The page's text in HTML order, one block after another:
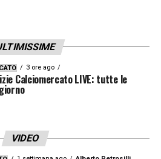
3 ore ago
Calciomercato LIVE: tutte le
VIDEO